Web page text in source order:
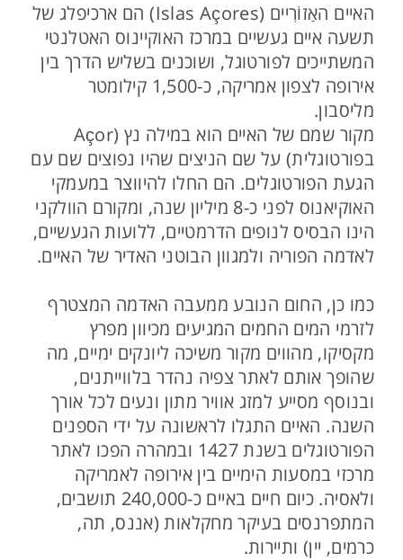
האיים האַזוֹרִיים (Islas Açores) הם ארכיפלג של
תשעה איים געשיים במרכז האוקיינוס האטלנטי
המשתייכים לפורטוגל, ושוכנים בשליש הדרך בין
אירופה לצפון אמריקה, כ-1,500 קילומטר
מליסבון.
מקור שמם של האיים הוא במילה נץ (Açor
בפורטוגלית) על שם הניצים שהיו נפוצים שם עם
הגעת הפורטוגלים. הם החלו להיווצר במעמקי
האוקיאנוס לפני כ-8 מיליון שנה, ומקורם הוולקני
הינו הבסיס לנופים הדרמטיים, ללועות הגעשיים,
לאדמה הפוריה ולמגוון הבוטני האדיר של האיים.
כמו כן, החום הנובע ממעבה האדמה המצטרף
לזרמי המים החמים המגיעים מכיוון מפרץ
מקסיקו, מהווים מקור משיכה ליונקים ימיים, מה
שהופך אותם לאתר צפיה נהדר בלווייתנים,
ובנוסף מסייע למזג אוויר מתון ונעים לכל אורך
השנה. האיים התגלו לראשונה על ידי הספנים
הפורטוגלים בשנת 1427 ובמהרה הפכו לאתר
מרכזי במסעות הימיים בין אירופה לאמריקה
ולאסיה. כיום חיים באיים כ-240,000 תושבים,
המתפרנסים בעיקר מחקלאות (אננס, תה,
כרמים, יין) ותיירות.